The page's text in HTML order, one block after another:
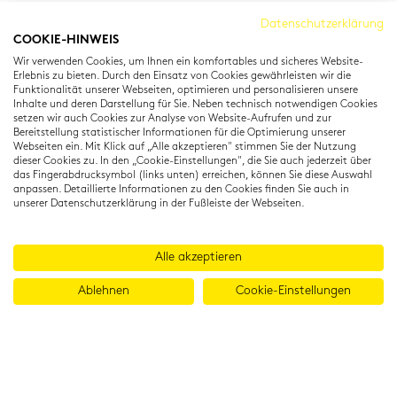
80333 München
T: +49 (0) 89 22 11 15
info@cambridgeinstitut.de
www.cambridgeinstitut.de
Datenschutzerklärung
COOKIE-HINWEIS
Wir verwenden Cookies, um Ihnen ein komfortables und sicheres Website-
Erlebnis zu bieten. Durch den Einsatz von Cookies gewährleisten wir die
Funktionalität unserer Webseiten, optimieren und personalisieren unsere
Inhalte und deren Darstellung für Sie. Neben technisch notwendigen Cookies
setzen wir auch Cookies zur Analyse von Website-Aufrufen und zur
Bereitstellung statistischer Informationen für die Optimierung unserer
Webseiten ein. Mit Klick auf „Alle akzeptieren" stimmen Sie der Nutzung
dieser Cookies zu. In den „Cookie-Einstellungen", die Sie auch jederzeit über
das Fingerabdrucksymbol (links unten) erreichen, können Sie diese Auswahl
anpassen. Detaillierte Informationen zu den Cookies finden Sie auch in
unserer Datenschutzerklärung in der Fußleiste der Webseiten.
Alle akzeptieren
Ablehnen Cookie-Einstellungen